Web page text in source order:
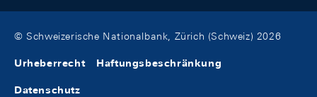
© Schweizerische Nationalbank, Zürich (Schweiz) 2026
Urheberrecht Haftungsbeschränkung
Datenschutz